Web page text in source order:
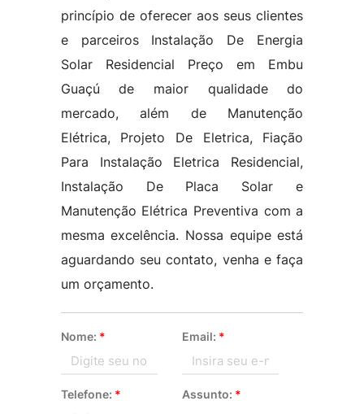
princípio de oferecer aos seus clientes
e parceiros Instalação De Energia
Solar Residencial Preço em Embu
Guaçú de maior qualidade do
mercado, além de Manutenção
Elétrica, Projeto De Eletrica, Fiação
Para Instalação Eletrica Residencial,
Instalação De Placa Solar e
Manutenção Elétrica Preventiva com a
mesma excelência. Nossa equipe está
aguardando seu contato, venha e faça
um orçamento.
Nome: * Email: *
Telefone: * Assunto: *